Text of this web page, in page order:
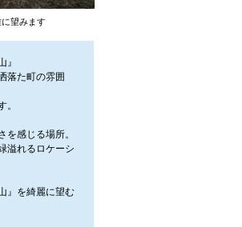
望みます
落た町の雰囲
感じる場所。
溢れるロケーシ
』を綺麗に望む